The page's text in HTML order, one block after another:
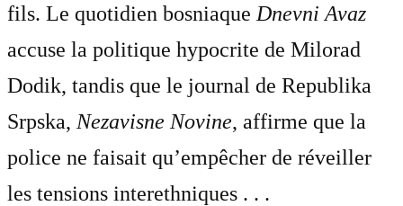
fils. Le quotidien bosniaque Dnevni Avaz
accuse la politique hypocrite de Milorad
Dodik, tandis que le journal de Republika
Srpska, Nezavisne Novine, affirme que la
police ne faisait qu’empêcher de réveiller
les tensions interethniques . . .